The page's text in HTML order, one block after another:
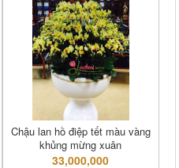
Chậu lan hồ điệp tết màu vàng
khủng mừng xuân
33,000,000